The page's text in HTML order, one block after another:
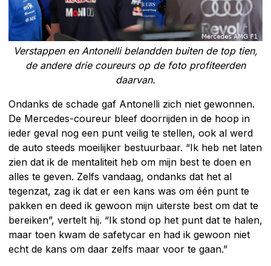
Verstappen en Antonelli belandden buiten de top tien,
de andere drie coureurs op de foto profiteerden
daarvan.
Ondanks de schade gaf Antonelli zich niet gewonnen.
De Mercedes-coureur bleef doorrijden in de hoop in
ieder geval nog een punt veilig te stellen, ook al werd
de auto steeds moeilijker bestuurbaar. “Ik heb net laten
zien dat ik de mentaliteit heb om mijn best te doen en
alles te geven. Zelfs vandaag, ondanks dat het al
tegenzat, zag ik dat er een kans was om één punt te
pakken en deed ik gewoon mijn uiterste best om dat te
bereiken”, vertelt hij. “Ik stond op het punt dat te halen,
maar toen kwam de safetycar en had ik gewoon niet
echt de kans om daar zelfs maar voor te gaan.”